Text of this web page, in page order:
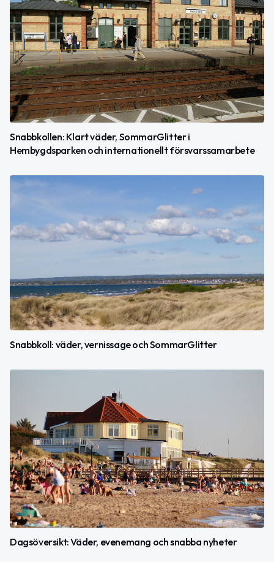
Snabbkollen: Klart väder, SommarGlitter i
Hembygdsparken och internationellt försvarssamarbete
Snabbkoll: väder, vernissage och SommarGlitter
Dagsöversikt: Väder, evenemang och snabba nyheter